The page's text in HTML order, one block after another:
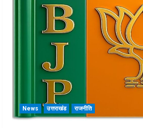
News उत्तराखंड राजनीति